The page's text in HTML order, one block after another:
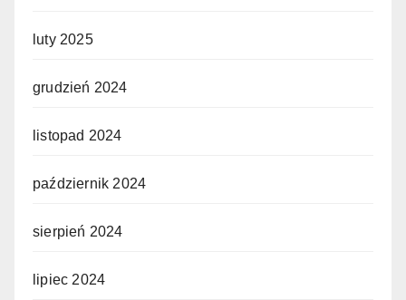
luty 2025
grudzień 2024
listopad 2024
październik 2024
sierpień 2024
lipiec 2024